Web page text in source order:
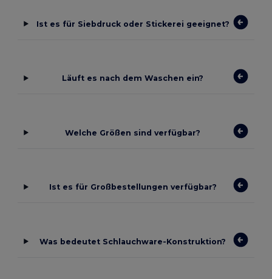
Ist es für Siebdruck oder Stickerei geeignet?
Läuft es nach dem Waschen ein?
Welche Größen sind verfügbar?
Ist es für Großbestellungen verfügbar?
Was bedeutet Schlauchware-Konstruktion?